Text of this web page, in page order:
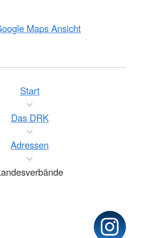
Maps Ansicht
Start
Das DRK
Adressen